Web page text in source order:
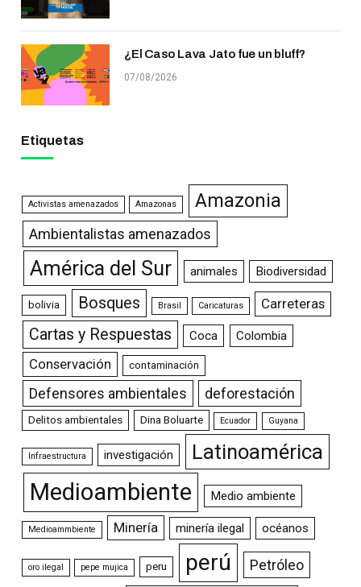
¿El Caso Lava Jato fue un bluff?
07/08/2026
Etiquetas
Activistas amenazados Amazonas Amazonia
Ambientalistas amenazados
América del Sur animales Biodiversidad
bolivia Bosques Brasil Caricaturas Carreteras
Cartas y Respuestas Coca Colombia
Conservación contaminación
Defensores ambientales deforestación
Delitos ambientales Dina Boluarte Ecuador Guyana
Infraestructura investigación Latinoamérica
Medioambiente Medio ambiente
Medioammbiente Minería minería ilegal océanos
oro ilegal pepe mujica peru perú Petróleo